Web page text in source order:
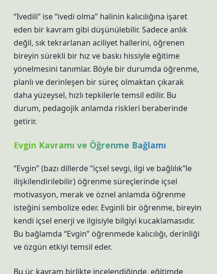
“Ivedili” ise “ivedi olma” halinin kalıcılığına işaret
eden bir kavram gibi düşünülebilir. Sadece anlık
değil, sık tekrarlanan aciliyet hallerini, öğrenen
bireyin sürekli bir hız ve baskı hissiyle eğitime
yönelmesini tanımlar. Böyle bir durumda öğrenme,
planlı ve derinleşen bir süreç olmaktan çıkarak
daha yüzeysel, hızlı tepkilerle temsil edilir. Bu
durum, pedagojik anlamda riskleri beraberinde
getirir.
Evgin Kavramı ve Öğrenme Bağlamı
“Evgin” (bazı dillerde “içsel sevgi, ilgi ve bağlılık”le
ilişkilendirilebilir) öğrenme süreçlerinde içsel
motivasyon, merak ve öznel anlamda öğrenme
isteğini sembolize eder. Evginli bir öğrenme, bireyin
kendi içsel enerji ve ilgisiyle bilgiyi kucaklamasıdır.
Bu bağlamda “Evgin” öğrenmede kalıcılığı, derinliği
ve özgün etkiyi temsil eder.
Bu üç kavram birlikte incelendiğinde, eğitimde